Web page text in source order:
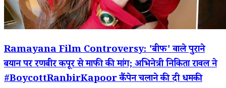
Ramayana Film Controversy: 'बीफ' वाले पुराने
बयान पर रणबीर कपूर से माफी की मांग; अभिनेत्री निकिता रावल ने
#BoycottRanbirKapoor कैंपेन चलाने की दी धमकी